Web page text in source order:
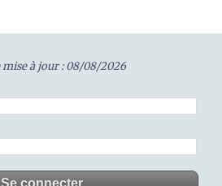
à jour : 08/08/2026